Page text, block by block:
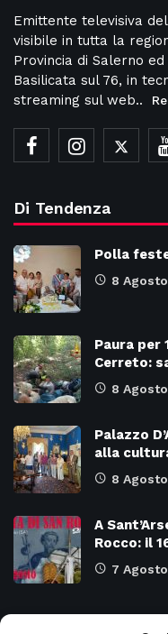
Emittente televisiva
visibile in tutta la
Provincia di Salerno
Basilicata sul 76, in
streaming sul web..
Di Tendenza
Polla
8
Paura per
Cerreto:
8
Palazzo
alla
8
A
Rocco: il
7